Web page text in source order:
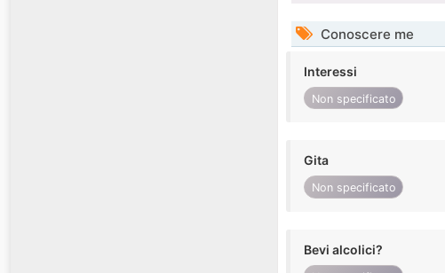
Conoscere me
Interessi
Non specificato
Gita
Non specificato
Bevi alcolici?